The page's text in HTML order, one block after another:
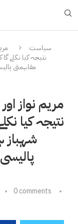
سیاست
نتیجہ کیا نکلے
مفاہمتی
مریم نواز
نتیجہ کیا
شہباز
0 comments